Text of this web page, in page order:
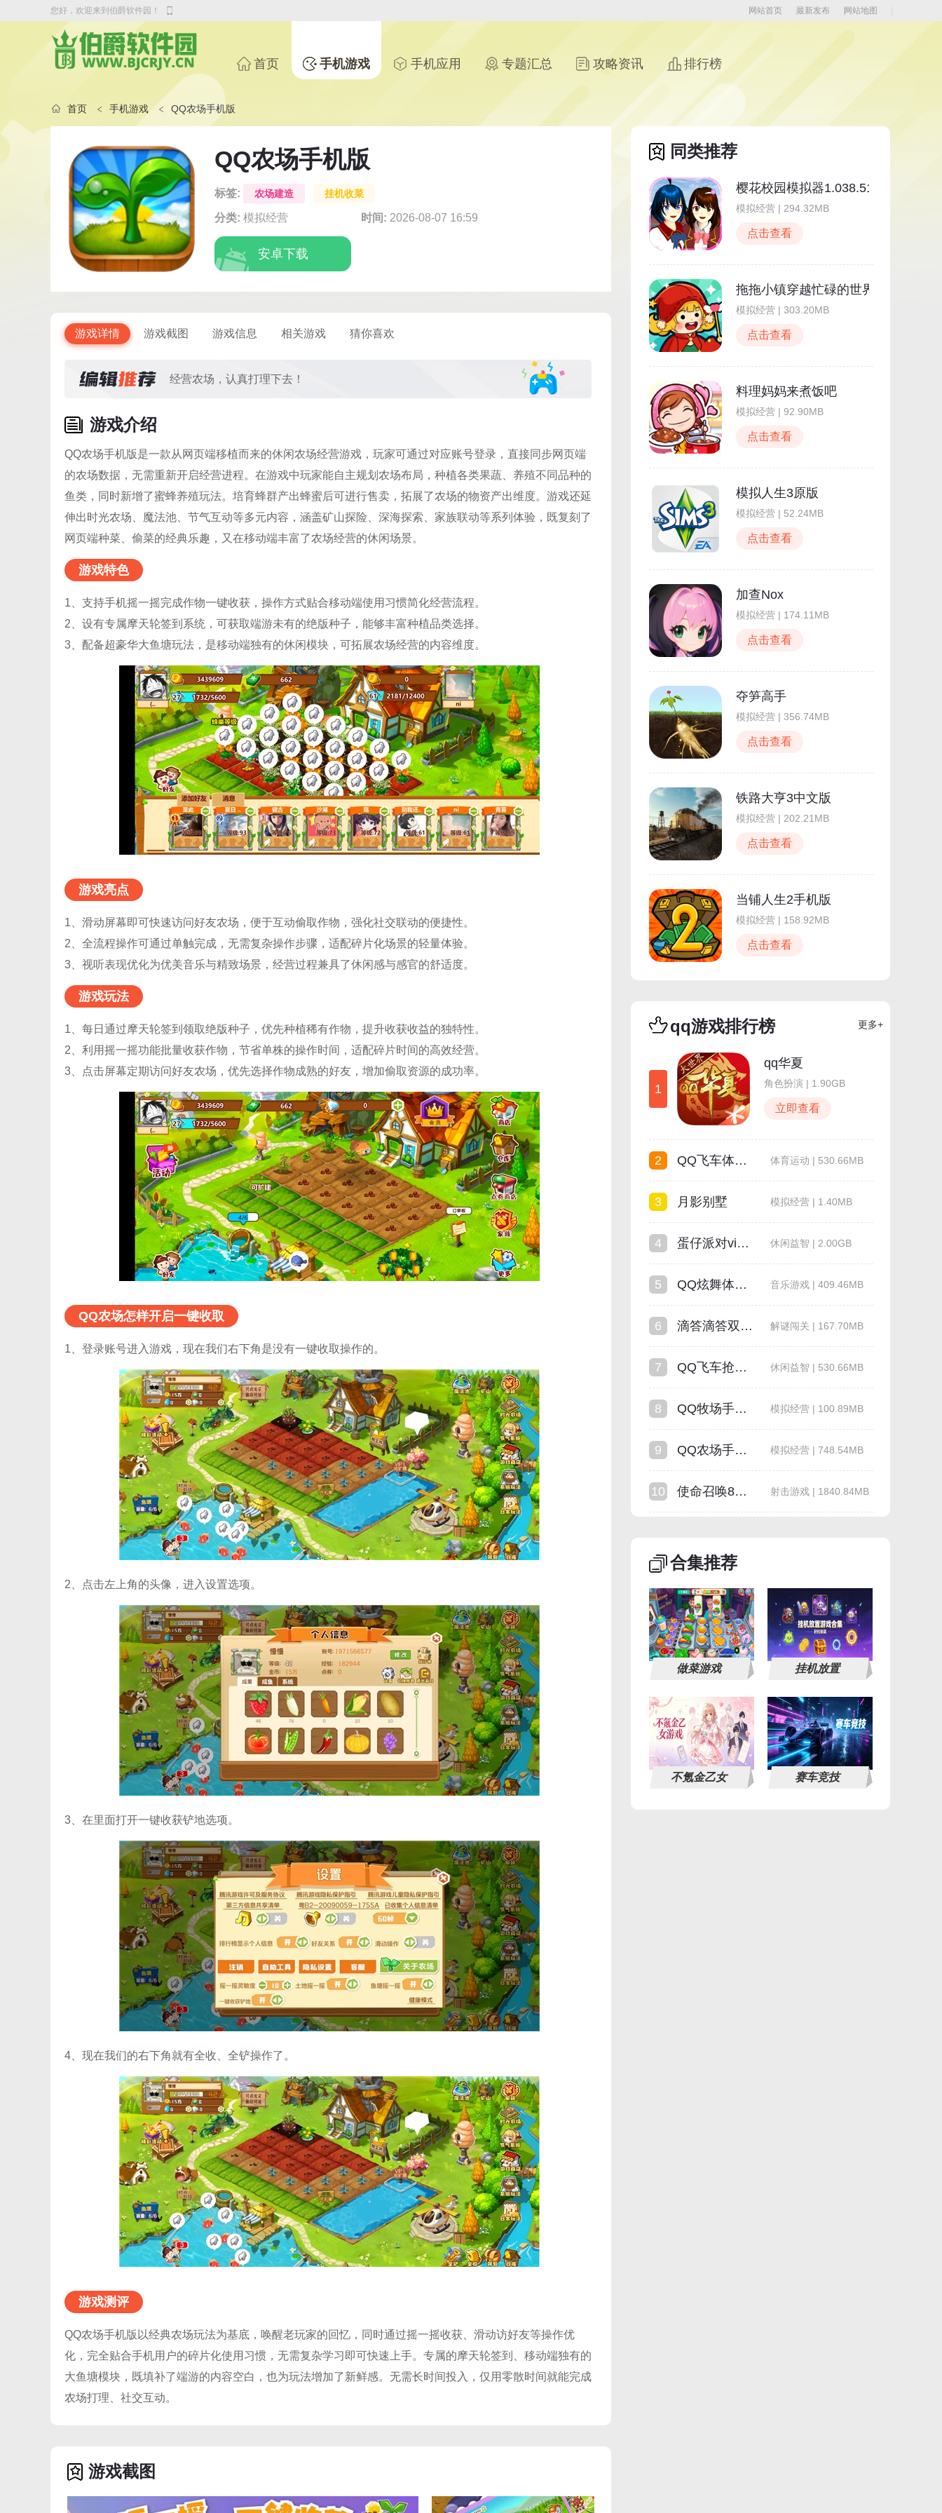
您好，欢迎来到伯爵软件园！ 网站地图
最新发布
网站首页
首页 手机游戏 手机应用 专题汇总 攻略资讯 排行榜
首页 手机游戏 QQ农场手机版
QQ农场手机版
标签: 农场建造 挂机收菜
分类: 模拟经营 时间: 2026-08-07 16:59
安卓下载
游戏详情 游戏截图 游戏信息 相关游戏 猜你喜欢
经营农场，认真打理下去！
游戏介绍
QQ农场手机版是一款从网页端移植而来的休闲农场经营游戏，玩家可通过对应账号登录，直接同步网页端
的农场数据，无需重新开启经营进程。在游戏中玩家能自主规划农场布局，种植各类果蔬、养殖不同品种的
鱼类，同时新增了蜜蜂养殖玩法。培育蜂群产出蜂蜜后可进行售卖，拓展了农场的物资产出维度。游戏还延
伸出时光农场、魔法池、节气互动等多元内容，涵盖矿山探险、深海探索、家族联动等系列体验，既复刻了
网页端种菜、偷菜的经典乐趣，又在移动端丰富了农场经营的休闲场景。
游戏特色
1、支持手机摇一摇完成作物一键收获，操作方式贴合移动端使用习惯简化经营流程。
2、设有专属摩天轮签到系统，可获取端游未有的绝版种子，能够丰富种植品类选择。
3、配备超豪华大鱼塘玩法，是移动端独有的休闲模块，可拓展农场经营的内容维度。
游戏亮点
1、滑动屏幕即可快速访问好友农场，便于互动偷取作物，强化社交联动的便捷性。
2、全流程操作可通过单触完成，无需复杂操作步骤，适配碎片化场景的轻量体验。
3、视听表现优化为优美音乐与精致场景，经营过程兼具了休闲感与感官的舒适度。
游戏玩法
1、每日通过摩天轮签到领取绝版种子，优先种植稀有作物，提升收获收益的独特性。
2、利用摇一摇功能批量收获作物，节省单株的操作时间，适配碎片时间的高效经营。
3、点击屏幕定期访问好友农场，优先选择作物成熟的好友，增加偷取资源的成功率。
QQ农场怎样开启一键收取
1、登录账号进入游戏，现在我们右下角是没有一键收取操作的。
2、点击左上角的头像，进入设置选项。
3、在里面打开一键收获铲地选项。
4、现在我们的右下角就有全收、全铲操作了。
游戏测评
QQ农场手机版以经典农场玩法为基底，唤醒老玩家的回忆，同时通过摇一摇收获、滑动访好友等操作优
化，完全贴合手机用户的碎片化使用习惯，无需复杂学习即可快速上手。专属的摩天轮签到、移动端独有的
大鱼塘模块，既填补了端游的内容空白，也为玩法增加了新鲜感。无需长时间投入，仅用零散时间就能完成
农场打理、社交互动。
游戏截图
同类推荐
樱花校园模拟器1.038.51
模拟经营 | 294.32MB
点击查看
拖拖小镇穿越忙碌的世界
模拟经营 | 303.20MB
点击查看
料理妈妈来煮饭吧
模拟经营 | 92.90MB
点击查看
模拟人生3原版
模拟经营 | 52.24MB
点击查看
加查Nox
模拟经营 | 174.11MB
点击查看
夺笋高手
模拟经营 | 356.74MB
点击查看
铁路大亨3中文版
模拟经营 | 202.21MB
点击查看
当铺人生2手机版
模拟经营 | 158.92MB
点击查看
qq游戏排行榜 更多+
1
qq华夏
角色扮演 | 1.90GB
立即查看
2 QQ飞车体验服 体育运动 | 530.66MB
3 月影别墅 模拟经营 | 1.40MB
4 蛋仔派对vivo渠道服 休闲益智 | 2.00GB
5 QQ炫舞体验服 音乐游戏 | 409.46MB
6 滴答滴答双人冒险中文版 解谜闯关 | 167.70MB
7 QQ飞车抢先服 休闲益智 | 530.66MB
8 QQ牧场手机版 模拟经营 | 100.89MB
9 QQ农场手机版 模拟经营 | 748.54MB
10 使命召唤8中文版 射击游戏 | 1840.84MB
合集推荐
做菜游戏 挂机放置
不氪金乙女 赛车竞技